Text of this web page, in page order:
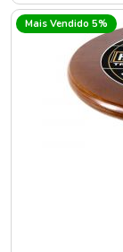
Mais Vendido 5%